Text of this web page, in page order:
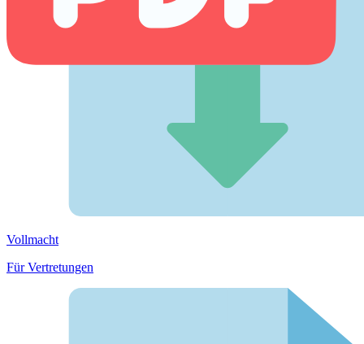
Vollmacht
Für Vertretungen